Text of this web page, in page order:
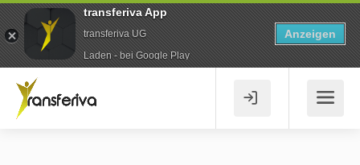
transferiva App
transferiva UG
Laden - bei Google Play
Anzeigen